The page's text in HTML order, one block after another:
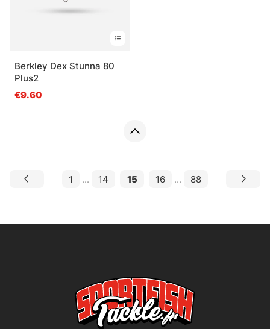
Berkley Dex Stunna 80
Plus2
€9.60
1 ... 14 15 16 ... 88